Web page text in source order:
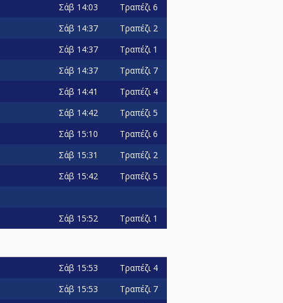
Σάβ 14:03 Τραπέζι 6
Σάβ 14:37 Τραπέζι 2
Σάβ 14:37 Τραπέζι 1
Σάβ 14:37 Τραπέζι 7
Σάβ 14:41 Τραπέζι 4
Σάβ 14:42 Τραπέζι 5
Σάβ 15:10 Τραπέζι 6
Σάβ 15:31 Τραπέζι 2
Σάβ 15:42 Τραπέζι 5
Σάβ 15:52 Τραπέζι 1
Σάβ 15:53 Τραπέζι 4
Σάβ 15:53 Τραπέζι 7